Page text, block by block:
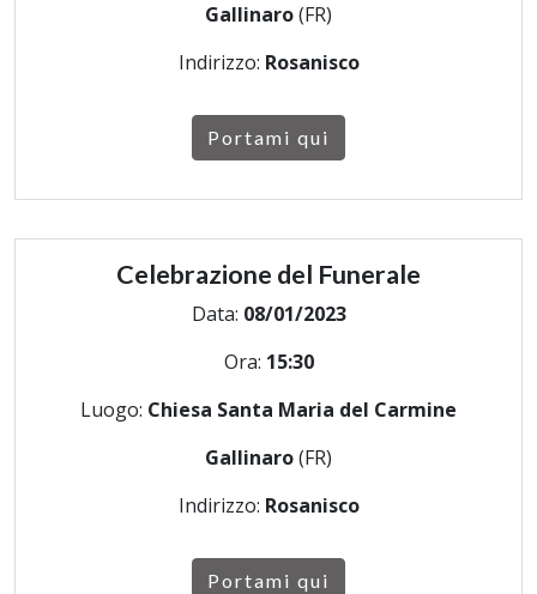
Gallinaro(FR)
Indirizzo: Rosanisco
Portami qui
Celebrazione del Funerale
Data: 08/01/2023
Ora: 15:30
Luogo: Chiesa Santa Maria del Carmine
Gallinaro(FR)
Indirizzo: Rosanisco
Portami qui